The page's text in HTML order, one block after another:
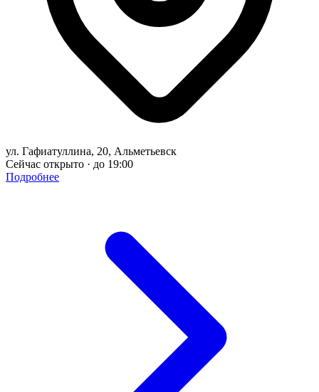
ул. Гафиатуллина, 20, Альметьевск
Сейчас открыто · до 19:00
Подробнее